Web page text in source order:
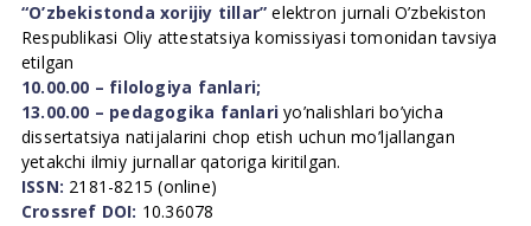
“O’zbekistonda xorijiy tillar” elektron jurnali O’zbekiston
Respublikasi Oliy attestatsiya komissiyasi tomonidan tavsiya
etilgan
10.00.00 – filologiya fanlari;
13.00.00 – pedagogika fanlari yo’nalishlari bo’yicha
dissertatsiya natijalarini chop etish uchun mo’ljallangan
yetakchi ilmiy jurnallar qatoriga kiritilgan.
ISSN: 2181-8215 (online)
Crossref DOI: 10.36078